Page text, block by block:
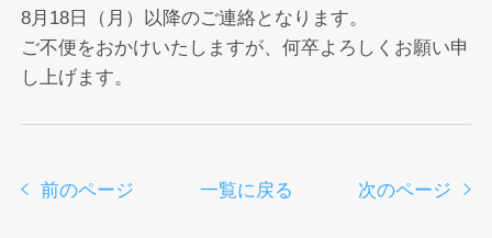
8月18日（月）以降のご連絡となります。
ご不便をおかけいたしますが、何卒よろしくお願い申
し上げます。
前のページ 一覧に戻る 次のページ